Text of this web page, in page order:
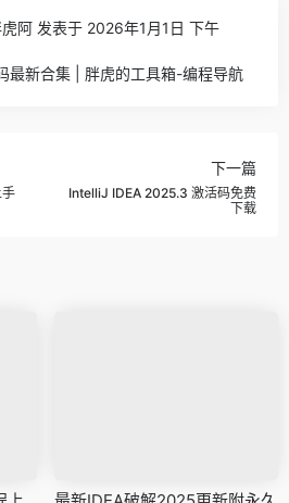
阿 发表于 2026年1月1日 下午
最新合集 | 胖虎的工具箱-编程导航
下一篇
IntelliJ IDEA 2025.3 激活码免费
下载